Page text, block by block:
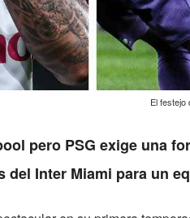
El
pero PSG exige una
del Inter Miami para un